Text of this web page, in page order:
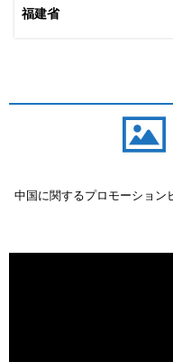
福建省
中国に関するプロモーション